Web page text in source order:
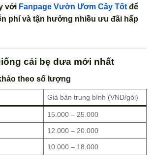
với Fanpage Vườn Ươm Cây Tốtđể
phí và tận hưởng nhiều ưu đãi hấp
cải bẹ dưa mới nhất
theo số lượng
Giá bán trung bình (VNĐ/gói)
15.000 – 25.000
12.000 – 20.000
10.000 – 18.000